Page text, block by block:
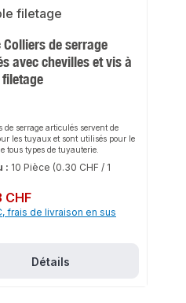
Colliers de serrage
avec chevilles et vis à
de serrage articulés servent de
les tuyaux et sont utilisés pour le
tous types de tuyauterie.
: 10 Pièce (0.30 CHF / 1
:
CHF
frais de livraison en sus
Détails